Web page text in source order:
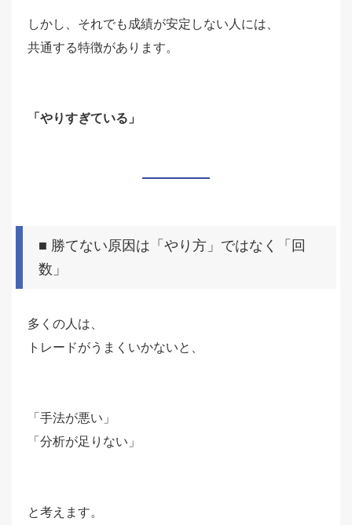
しかし、それでも成績が安定しない人には、
共通する特徴があります。
「やりすぎている」
■ 勝てない原因は「やり方」ではなく「回
数」
多くの人は、
トレードがうまくいかないと、
「手法が悪い」
「分析が足りない」
と考えます。